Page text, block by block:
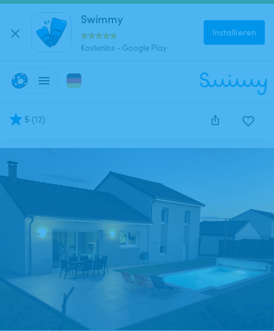
Swimmy
Kostenlos - Google Play
Installieren
5 (12)
reserviert werden.